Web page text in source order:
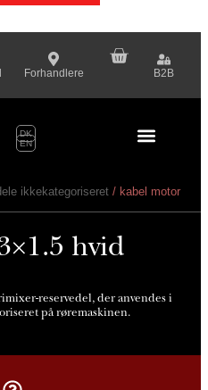
Forhandlere B2B
DK
EN
ikkekategoriseret / kabel motor
hvid
reservedel, der anvendes i
på røremaskinen.